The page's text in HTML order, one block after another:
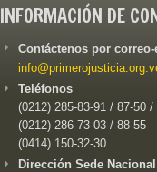
INFORMACIÓN DE
Contáctenos por
Teléfonos
(0212) 285-83-91 / 87-50 /
(0212) 286-73-03 / 88-55
(0414) 150-32-30
Dirección Sede